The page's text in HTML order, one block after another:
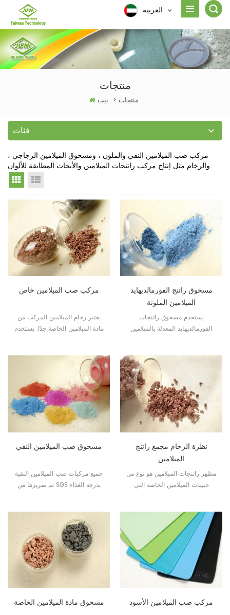
العربية
منتجات
بيت > منتجات
فئات
مركب صب الميلامين النقي والملون ، ومسحوق الميلامين الزجاجي ،
Grid View
مركب صب الميلامين خاص
يعتبر رخام الميلامين المركب من
مادة الميلامين الخاصة جدًا. يستخدم
والأوعية وعيدان تناول الطعام وما
مسحوق راتنج الفورمالديهايد
الميلامين الملونة
يستخدم مسحوق راتنجات
الفورمالديهايد المعدلة بالميلامين
مسحوق صب الميلامين النقي
جميع مركبات صب الميلامين النقية
تم تمريرها من SGS بدرجة الغذاء
نظرة الرخام مجمع راتنج
الميلامين
مظهر راتنجات الميلامين هو نوع من
حبيبات الميلامين الخاصة التي
الطعام وما إلى ذلك.
مسحوق مادة الميلامين الخاصة مركب صب الميلامين الأسود